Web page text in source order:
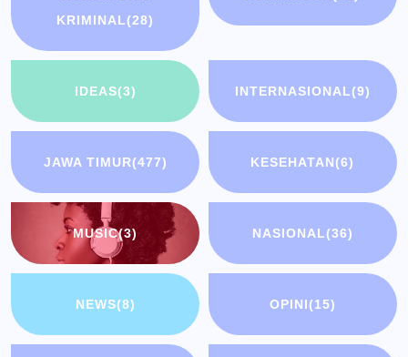
KRIMINAL(28)
IDEAS(3) INTERNASIONAL(9)
JAWA TIMUR(477) KESEHATAN(6)
MUSIC(3) NASIONAL(36)
NEWS(8) OPINI(15)